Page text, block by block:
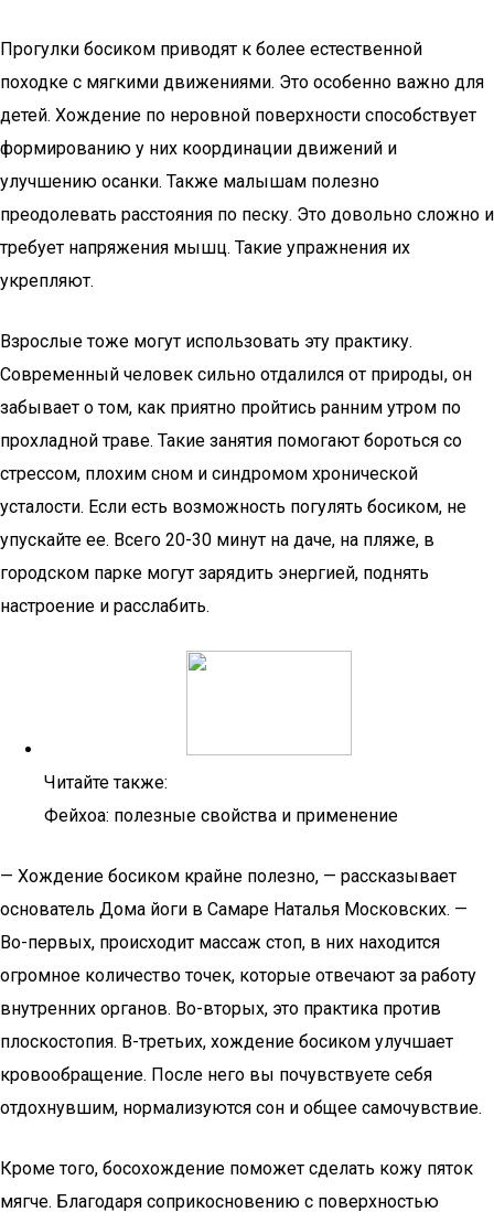
Прогулки босиком приводят к более естественной
походке с мягкими движениями. Это особенно важно для
детей. Хождение по неровной поверхности способствует
формированию у них координации движений и
улучшению осанки. Также малышам полезно
преодолевать расстояния по песку. Это довольно сложно и
требует напряжения мышц. Такие упражнения их
укрепляют.
Взрослые тоже могут использовать эту практику.
Современный человек сильно отдалился от природы, он
забывает о том, как приятно пройтись ранним утром по
прохладной траве. Такие занятия помогают бороться со
стрессом, плохим сном и синдромом хронической
усталости. Если есть возможность погулять босиком, не
упускайте ее. Всего 20-30 минут на даче, на пляже, в
городском парке могут зарядить энергией, поднять
настроение и расслабить.
Читайте также:
Фейхоа: полезные свойства и применение
— Хождение босиком крайне полезно, — рассказывает
основатель Дома йоги в Самаре Наталья Московских. —
Во-первых, происходит массаж стоп, в них находится
огромное количество точек, которые отвечают за работу
внутренних органов. Во-вторых, это практика против
плоскостопия. В-третьих, хождение босиком улучшает
кровообращение. После него вы почувствуете себя
отдохнувшим, нормализуются сон и общее самочувствие.
Кроме того, босохождение поможет сделать кожу пяток
мягче. Благодаря соприкосновению с поверхностью